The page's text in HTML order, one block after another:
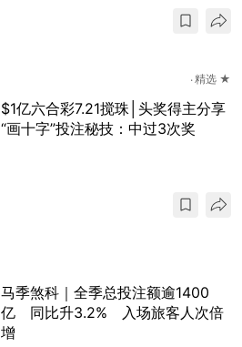
精选 ★
$1亿六合彩7.21搅珠│头奖得主分享
“画十字”投注秘技：中过3次奖
马季煞科｜全季总投注额逾1400
亿 同比升3.2% 入场旅客人次倍
增